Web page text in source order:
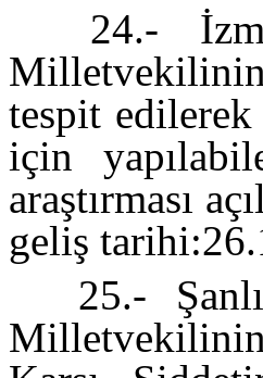
24.-
tespit edilerek
için
araştırması
geliş
25.-